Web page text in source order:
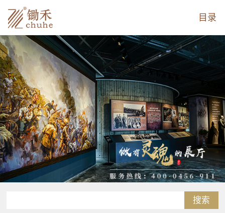
目录
搜索